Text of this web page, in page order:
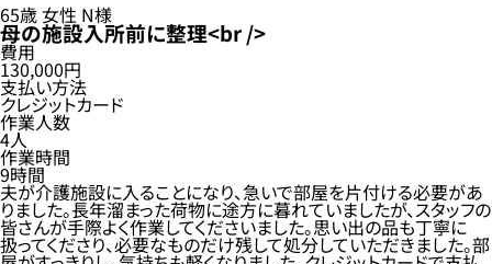
65歳女性 N様
母の施設入所前に整理<br />
費用
130,000円
支払い方法
クレジットカード
作業人数
4人
作業時間
9時間
夫が介護施設に入ることになり、急いで部屋を片付ける必要があ
りました。長年溜まった荷物に途方に暮れていましたが、スタッフの
皆さんが手際よく作業してくださいました。思い出の品も丁寧に
扱ってくださり、必要なものだけ残して処分していただきました。部